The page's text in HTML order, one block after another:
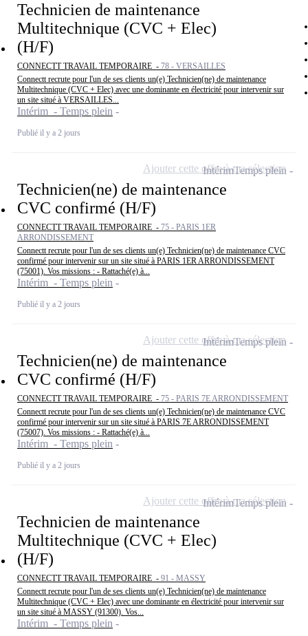
Technicien de maintenance
Multitechnique (CVC + Elec)
(H/F)
CONNECTT TRAVAIL TEMPORAIRE - 78 - VERSAILLES
Connectt recrute pour l'un de ses clients un(e) Technicien(ne) de maintenance
Multitechnique (CVC + Elec) avec une dominante en électricité pour intervenir sur
un site situé à VERSAILLES...
Intérim - Temps plein
Publié il y a 2 jours
Technicien(ne) de maintenance
CVC confirmé (H/F)
CONNECTT TRAVAIL TEMPORAIRE - 75 - PARIS 1ER
ARRONDISSEMENT
Connectt recrute pour l'un de ses clients un(e) Technicien(ne) de maintenance CVC
confirmé pour intervenir sur un site situé à PARIS 1ER ARRONDISSEMENT
(75001). Vos missions : - Rattaché(e) à...
Intérim - Temps plein
Publié il y a 2 jours
IntérimTemps plein
Ajouter cette offre à ma sélection
Technicien(ne) de maintenance
CVC confirmé (H/F)
CONNECTT TRAVAIL TEMPORAIRE - 75 - PARIS 7E ARRONDISSEMENT
Connectt recrute pour l'un de ses clients un(e) Technicien(ne) de maintenance CVC
confirmé pour intervenir sur un site situé à PARIS 7E ARRONDISSEMENT
(75007). Vos missions : - Rattaché(e) à...
Intérim - Temps plein
Publié il y a 2 jours
IntérimTemps plein
Ajouter cette offre à ma sélection
Technicien de maintenance
Multitechnique (CVC + Elec)
(H/F)
CONNECTT TRAVAIL TEMPORAIRE - 91 - MASSY
Connectt recrute pour l'un de ses clients un(e) Technicien(ne) de maintenance
Multitechnique (CVC + Elec) avec une dominante en électricité pour intervenir sur
un site situé à MASSY (91300). Vos...
Intérim - Temps plein
IntérimTemps plein
Ajouter cette offre à ma sélection